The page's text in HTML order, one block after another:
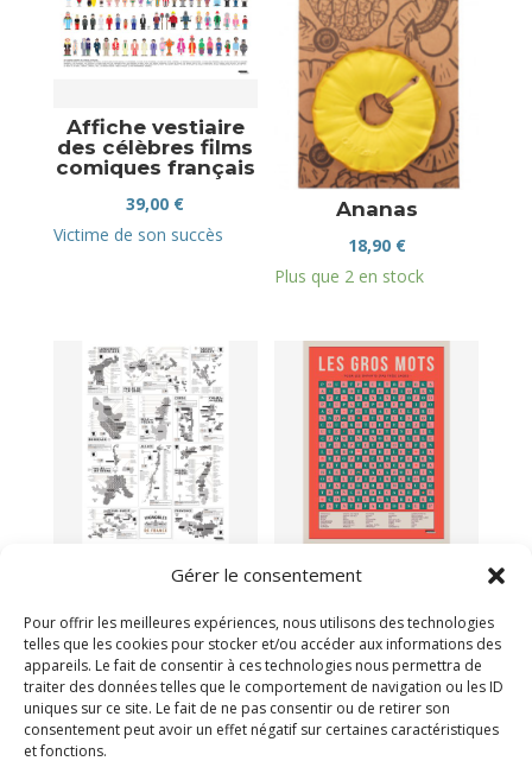
Gérer le consentement
Pour offrir les meilleures expériences, nous utilisons des technologies
telles que les cookies pour stocker et/ou accéder aux informations des
appareils. Le fait de consentir à ces technologies nous permettra de
traiter des données telles que le comportement de navigation ou les ID
uniques sur ce site. Le fait de ne pas consentir ou de retirer son
consentement peut avoir un effet négatif sur certaines caractéristiques
et fonctions.
Affiche vestiaire
des célèbres films
comiques français
39,00 €
Victime de son succès
Ananas
18,90 €
Plus que 2 en stock
Affiche vignobles
français
39,00€
Plus que 2 en stock
Affiche les gros
mots pour enfants
39,00€
Victime de son succès